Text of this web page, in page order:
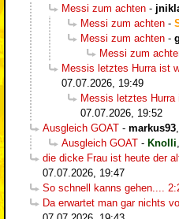
Messi zum achten -
Messi zum achten -
Messi zum achten -
Messi zum
Messis letztes Hurra ist
07.07.2026, 19:49
Messis letztes
07.07.2026, 19:52
Ausgleich GOAT - markus93
Ausgleich GOAT - Knolli
die dicke Frau ist heute der
07.07.2026, 19:47
So schnell kanns gehen....
Da erwartet man gar nichts